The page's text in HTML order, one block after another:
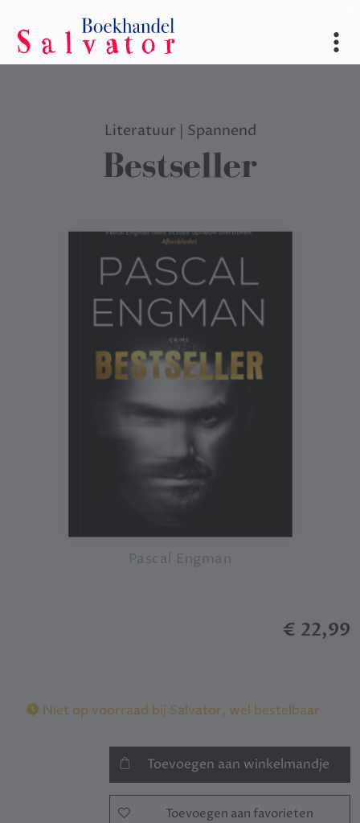
Literatuur | Spannend
Bestseller
Pascal Engman
€ 22,99
Niet op voorraad bij Salvator, wel bestelbaar
Toevoegen aan winkelmandje
Toevoegen aan favorieten